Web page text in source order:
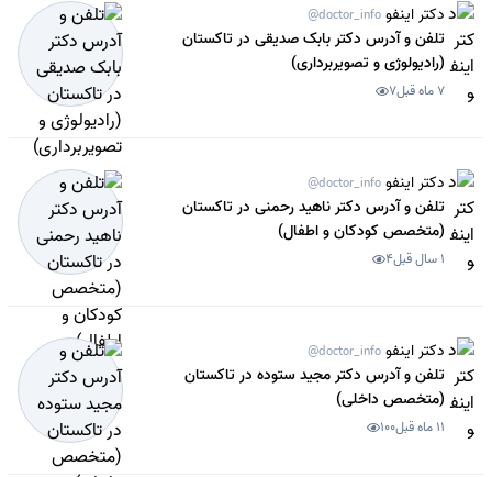
دکتر اینفو @doctor_info
تلفن و آدرس دکتر بابک صدیقی در تاکستان
(رادیولوژی و تصویربرداری)
7 ماه قبل 7
دکتر اینفو @doctor_info
تلفن و آدرس دکتر ناهید رحمنی در تاکستان
(متخصص کودکان و اطفال)
1 سال قبل 4
دکتر اینفو @doctor_info
تلفن و آدرس دکتر مجید ستوده در تاکستان
(متخصص داخلی)
11 ماه قبل 100